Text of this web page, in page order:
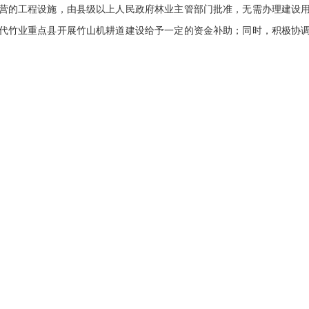
的工程设施，由县级以上人民政府林业主管部门批准，无需办理建设
竹业重点县开展竹山机耕道建设给予一定的资金补助；同时，积极协